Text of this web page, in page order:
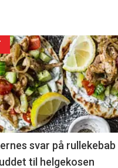
svar på
til helgekosen